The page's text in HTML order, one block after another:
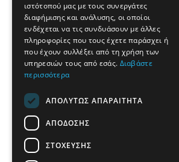
ROMANIAN
TURKISH
ιστότοπού μας με τους συνεργάτες
διαφήμισης και ανάλυσης, οι οποίοι
ενδέχεται να τις συνδυάσουν με άλλες
πληροφορίες που τους έχετε παράσχει ή
που έχουν συλλέξει από τη χρήση των
υπηρεσιών τους από εσάς. Διαβάστε
περισσότερα
ΑΠΟΛΎΤΩΣ ΑΠΑΡΑΊΤΗΤΑ
ΑΠΌΔΟΣΗΣ
ΣΤΌΧΕΥΣΗΣ